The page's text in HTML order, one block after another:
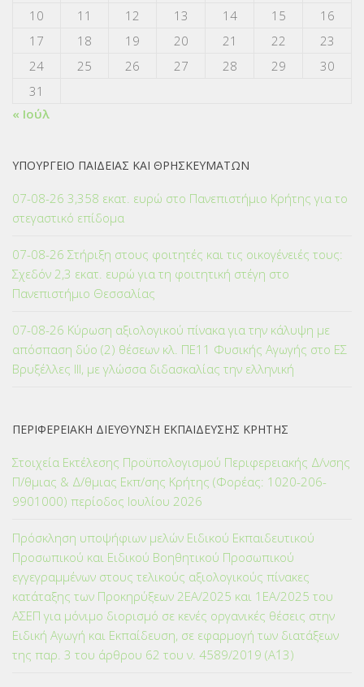
10
11 12 13 14 15
16
17
18 19 20 21 22
23
24
25 26 27 28 29
30
31
« Ιούλ
ΥΠΟΥΡΓΕΙΟ ΠΑΙΔΕΙΑΣ ΚΑΙ ΘΡΗΣΚΕΥΜΑΤΩΝ
07-08-26 3,358 εκατ. ευρώ στο Πανεπιστήμιο Κρήτης για το
στεγαστικό επίδομα
07-08-26 Στήριξη στους φοιτητές και τις οικογένειές τους:
Σχεδόν 2,3 εκατ. ευρώ για τη φοιτητική στέγη στο
Πανεπιστήμιο Θεσσαλίας
07-08-26 Κύρωση αξιολογικού πίνακα για την κάλυψη με
απόσπαση δύο (2) θέσεων κλ. ΠΕ11 Φυσικής Αγωγής στο ΕΣ
Βρυξέλλες ΙΙΙ, με γλώσσα διδασκαλίας την ελληνική
ΠΕΡΙΦΕΡΕΙΑΚΗ ΔΙΕΥΘΥΝΣΗ ΕΚΠΑΙΔΕΥΣΗΣ ΚΡΗΤΗΣ
Στοιχεία Εκτέλεσης Προϋπολογισμού Περιφερειακής Δ/νσης
Π/θμιας & Δ/θμιας Εκπ/σης Κρήτης (Φορέας: 1020-206-
9901000) περίοδος Ιουλίου 2026
Πρόσκληση υποψήφιων μελών Ειδικού Εκπαιδευτικού
Προσωπικού και Ειδικού Βοηθητικού Προσωπικού
εγγεγραμμένων στους τελικούς αξιολογικούς πίνακες
κατάταξης των Προκηρύξεων 2ΕΑ/2025 και 1ΕΑ/2025 του
ΑΣΕΠ για μόνιμο διορισμό σε κενές οργανικές θέσεις στην
Ειδική Αγωγή και Εκπαίδευση, σε εφαρμογή των διατάξεων
της παρ. 3 του άρθρου 62 του ν. 4589/2019 (Α΄13)